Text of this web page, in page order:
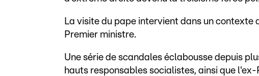
La visite du pape intervient dans un
Premier ministre.
Une série de scandales éclabousse depuis
hauts responsables socialistes, ainsi que